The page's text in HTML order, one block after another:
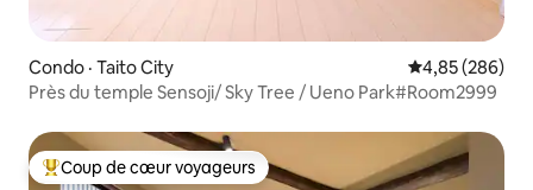
Condo · Taito City Note
4,85 (286)
Près du temple Sensoji/ Sky Tree / Ueno Park#Room2999
Coup de cœur voyageurs parmi les plus aimés
Coup de cœur voyageurs